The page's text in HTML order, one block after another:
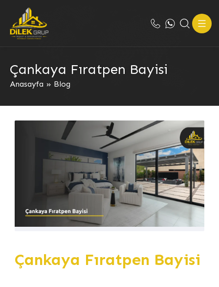
Çankaya Fıratpen Bayisi
Anasayfa » Blog
Çankaya Fıratpen Bayisi